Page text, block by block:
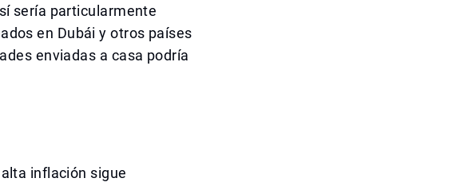
sería particularmente
en Dubái y otros países
enviadas a casa podría
inflación sigue